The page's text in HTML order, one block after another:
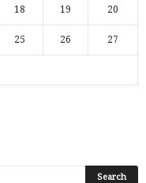
18 19 20
25 26 27